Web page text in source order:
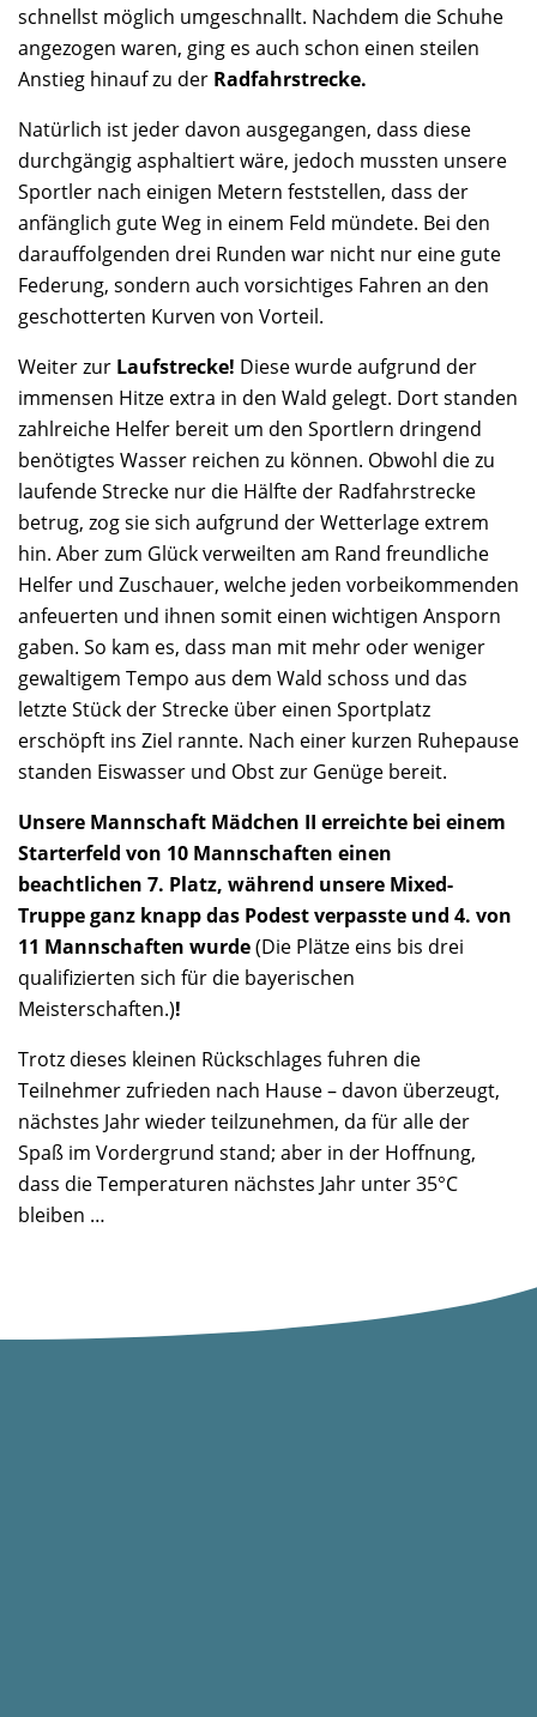
schnellst möglich umgeschnallt. Nachdem die Schuhe
angezogen waren, ging es auch schon einen steilen
Anstieg hinauf zu der Radfahrstrecke.
Natürlich ist jeder davon ausgegangen, dass diese
durchgängig asphaltiert wäre, jedoch mussten unsere
Sportler nach einigen Metern feststellen, dass der
anfänglich gute Weg in einem Feld mündete. Bei den
darauffolgenden drei Runden war nicht nur eine gute
Federung, sondern auch vorsichtiges Fahren an den
geschotterten Kurven von Vorteil.
Weiter zur Laufstrecke! Diese wurde aufgrund der
immensen Hitze extra in den Wald gelegt. Dort standen
zahlreiche Helfer bereit um den Sportlern dringend
benötigtes Wasser reichen zu können. Obwohl die zu
laufende Strecke nur die Hälfte der Radfahrstrecke
betrug, zog sie sich aufgrund der Wetterlage extrem
hin. Aber zum Glück verweilten am Rand freundliche
Helfer und Zuschauer, welche jeden vorbeikommenden
anfeuerten und ihnen somit einen wichtigen Ansporn
gaben. So kam es, dass man mit mehr oder weniger
gewaltigem Tempo aus dem Wald schoss und das
letzte Stück der Strecke über einen Sportplatz
erschöpft ins Ziel rannte. Nach einer kurzen Ruhepause
standen Eiswasser und Obst zur Genüge bereit.
Unsere Mannschaft Mädchen II erreichte bei einem
Starterfeld von 10 Mannschaften einen
beachtlichen 7. Platz, während unsere Mixed-
Truppe ganz knapp das Podest verpasste und 4. von
11 Mannschaften wurde(Die Plätze eins bis drei
qualifizierten sich für die bayerischen
Meisterschaften.)!
Trotz dieses kleinen Rückschlages fuhren die
Teilnehmer zufrieden nach Hause – davon überzeugt,
nächstes Jahr wieder teilzunehmen, da für alle der
Spaß im Vordergrund stand; aber in der Hoffnung,
dass die Temperaturen nächstes Jahr unter 35°C
bleiben …